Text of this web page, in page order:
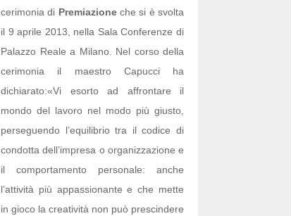
cerimonia di Premiazioneche si è svolta
il 9 aprile 2013, nella Sala Conferenze di
Palazzo Reale a Milano. Nel corso della
cerimonia il maestro Capucci ha
dichiarato:«Vi esorto ad affrontare il
mondo del lavoro nel modo più giusto,
perseguendo l’equilibrio tra il codice di
condotta dell’impresa o organizzazione e
il comportamento personale: anche
l’attività più appassionante e che mette
in gioco la creatività non può prescindere